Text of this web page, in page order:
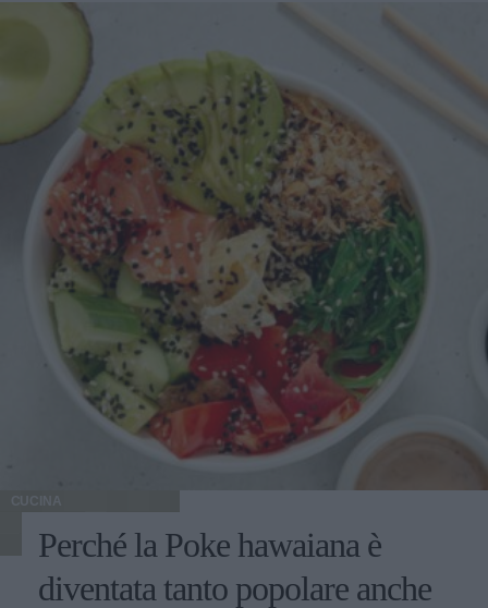
CUCINA
Perché la Poke hawaiana è
diventata tanto popolare anche